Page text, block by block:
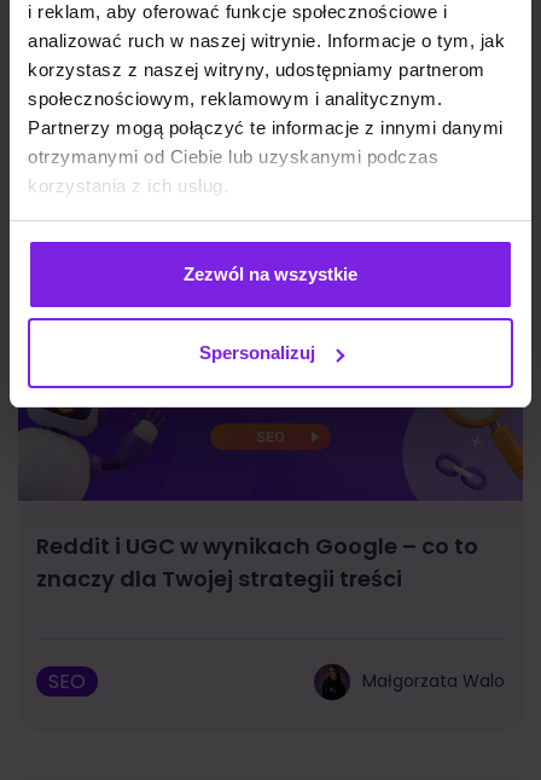
i reklam, aby oferować funkcje społecznościowe i
analizować ruch w naszej witrynie. Informacje o tym, jak
korzystasz z naszej witryny, udostępniamy partnerom
społecznościowym, reklamowym i analitycznym.
Partnerzy mogą połączyć te informacje z innymi danymi
otrzymanymi od Ciebie lub uzyskanymi podczas
korzystania z ich usług.
Zezwól na wszystkie
Spersonalizuj
SEO Małgorzata Walo
Reddit i UGC w wynikach Google – co to
znaczy dla Twojej strategii treści
SEO Małgorzata Walo